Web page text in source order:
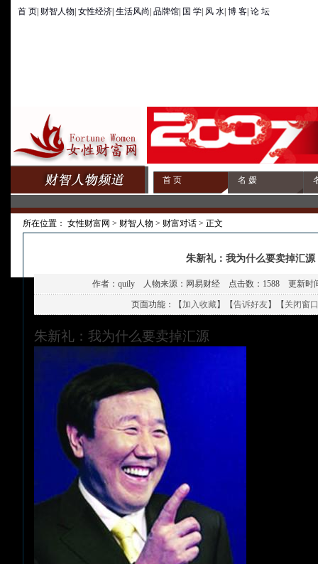
首 页 财智人物 女性经济 生活风尚 品牌馆 国 学 风 水 博 客 论 坛
首 页 名 媛
所在位置： 女性财富网 > 财智人物 > 财富对话 > 正文
朱新礼：我为什么要卖掉汇源
作者：quily 人物来源：网易财经 点击数： 1588 更新时
页面功能：【 加入收藏】【告诉好友】【 关闭窗口
朱新礼：我为什么要卖掉汇源